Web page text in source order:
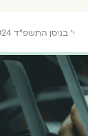
י׳ בניסן התשפ״ד 18.4.2024